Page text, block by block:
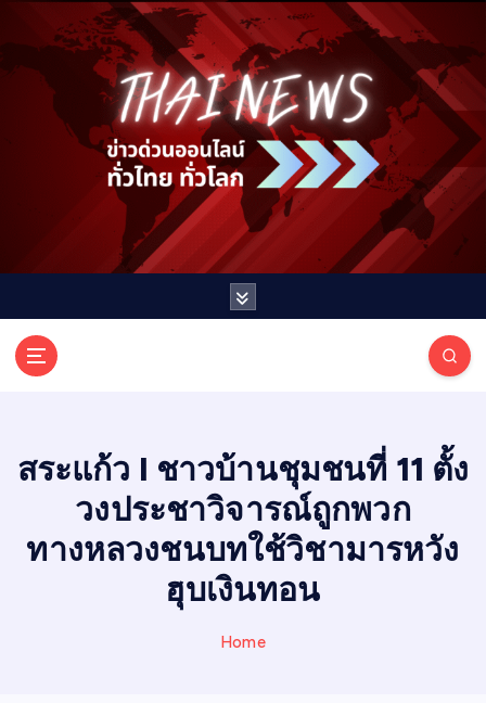
I
N
E
W
S
สระแก้ว I ชาวบ้านชุมชนที่ 11 ตั้ง
วงประชาวิจารณ์ถูกพวก
ทางหลวงชนบทใช้วิชามารหวัง
ฮุบเงินทอน
Home